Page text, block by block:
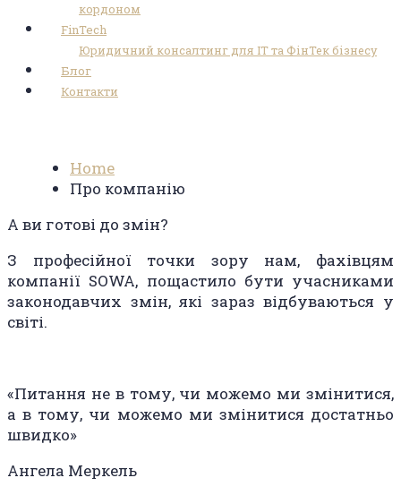
кордоном
FinTech
Юридичний консалтинг для ІТ та ФінТек бізнесу
Блог
Контакти
Home
Про компанію
А ви готові до змін?
З професійної точки зору нам, фахівцям
компанії SOWA, пощастило бути учасниками
законодавчих змін, які зараз відбуваються у
світі.
«Питання не в тому, чи можемо ми змінитися,
а в тому, чи можемо ми змінитися достатньо
швидко»
Ангела Меркель